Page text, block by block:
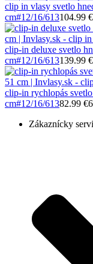
clip in vlasy svetlo
cm#12/16/613104.99 €
clip-in deluxe svetlo
cm#12/16/613139.99 €
clip-in rychlopás
cm#12/16/61382.99 €
Zákaznícky